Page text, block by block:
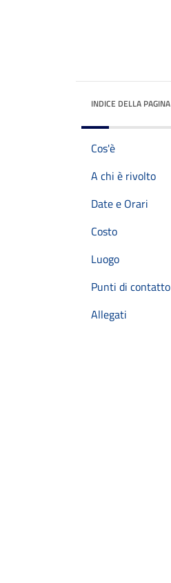
INDICE DELLA PAGINA
Cos'è
A chi è rivolto
Date e Orari
Costo
Luogo
Punti di contatto
Allegati